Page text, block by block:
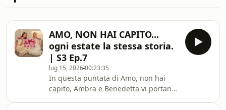
AMO, NON HAI CAPITO...
ogni estate la stessa storia.
| S3 Ep.7
lug 15, 202600:23:35
In questa puntata di Amo, non hai
capito, Ambra e Benedetta vi portano